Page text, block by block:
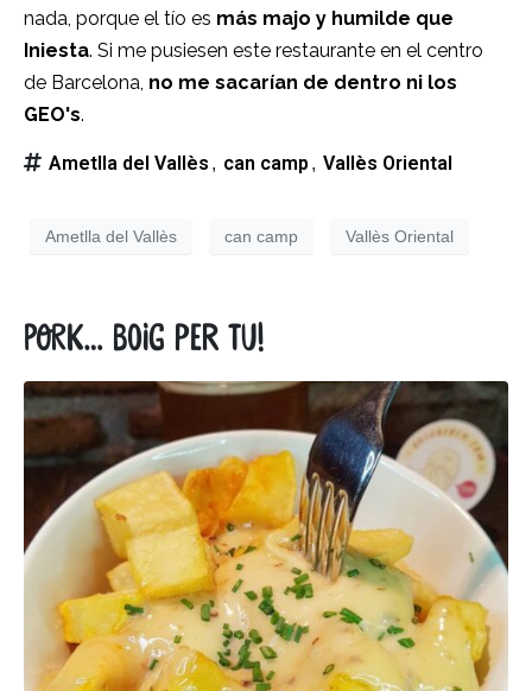
nada, porque el tío es más majo y humilde que
Iniesta. Si me pusiesen este restaurante en el centro
de Barcelona, no me sacarían de dentro ni los
GEO's.
Ametlla del Vallès , can camp , Vallès Oriental
Ametlla del Vallès can camp Vallès Oriental
Pork… boig per tu!